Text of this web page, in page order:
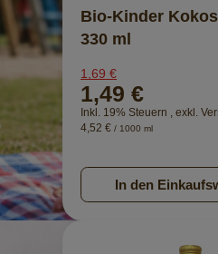
Bio-Kinder
330 ml
1,69 €
1,49 €
Inkl. 19% Steuern , exkl.
4,52 € / 1000 ml
In den